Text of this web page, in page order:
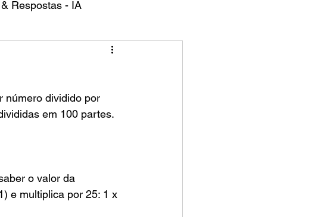
Respostas - IA
em 100 partes.
o valor da
e multiplica por 25: 1 x